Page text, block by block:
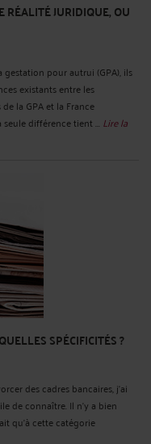
RÉALITÉ JURIDIQUE, OU
pour autrui (GPA), ils
existants entre les
la GPA et la France
différence tient ... Lire la
SPÉCIFICITÉS ?
des cadres bancaires, j’ai
de connaître. Il n’y a bien
qu’à cette catégorie